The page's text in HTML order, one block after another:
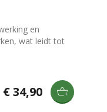
en
wat leidt tot
€ 34,90